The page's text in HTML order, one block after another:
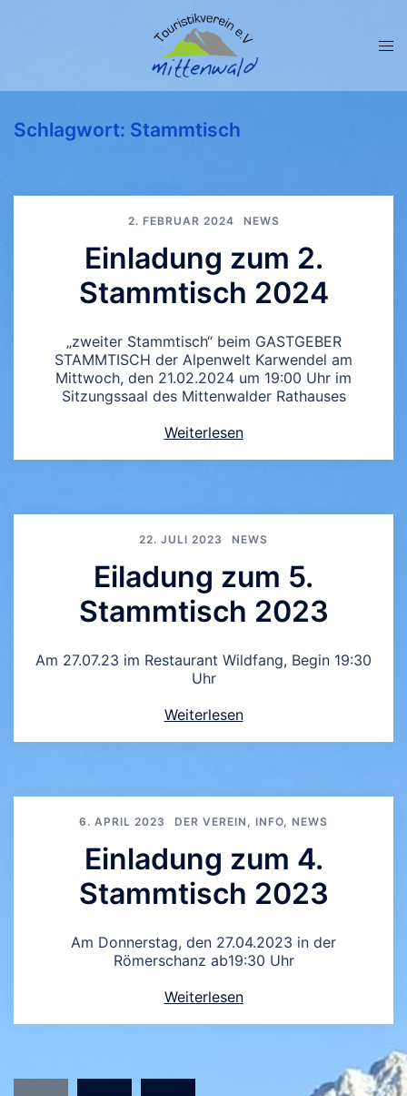
Schlagwort: Stammtisch
2. FEBRUAR 2024 NEWS
Einladung zum 2.
Stammtisch 2024
„zweiter Stammtisch“ beim GASTGEBER
STAMMTISCH der Alpenwelt Karwendel am
Mittwoch, den 21.02.2024 um 19:00 Uhr im
Sitzungssaal des Mittenwalder Rathauses
Weiterlesen
22. JULI 2023 NEWS
Eiladung zum 5.
Stammtisch 2023
Am 27.07.23 im Restaurant Wildfang, Begin 19:30
Uhr
Weiterlesen
6. APRIL 2023 DER VEREIN , INFO, NEWS
Einladung zum 4.
Stammtisch 2023
Am Donnerstag, den 27.04.2023 in der
Römerschanz ab19:30 Uhr
Weiterlesen